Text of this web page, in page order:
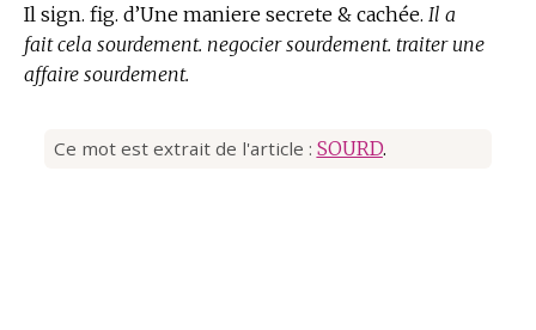
Il sign. fig. d’Une maniere secrete & cachée. Il a
fait cela sourdement. negocier sourdement. traiter une
affaire sourdement.
Ce mot est extrait de l'article : SOURD.